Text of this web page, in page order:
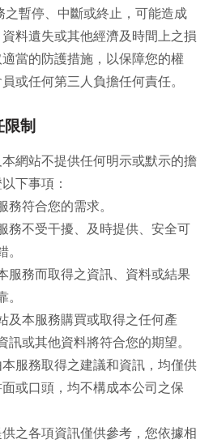
之暫停、中斷或終止，可能造成
料遺失或其他經濟及時間上之損
當的防護措施，以保障您的權
或任何第三人負擔任何責任。
制
網站不提供任何明示或默示的擔
下事項：
務符合您的需求。
務不受干擾、及時提供、安全可
。
服務而取得之資訊、資料或結果
。
及本服務購買或取得之任何產
訊或其他資料將符合您的期望。
服務取得之建議和資訊，均僅供
或口頭，均不構成本公司之保
之各項資訊僅供參考，您依據相